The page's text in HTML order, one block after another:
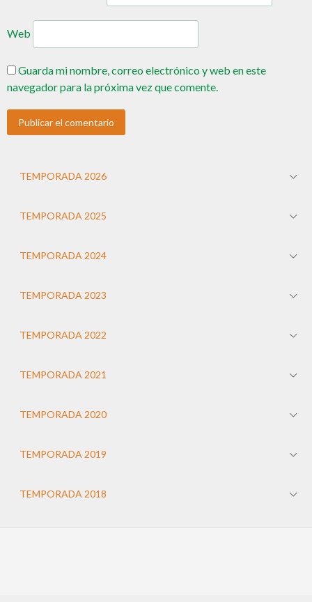
Web
Guarda mi nombre, correo electrónico y web en este
navegador para la próxima vez que comente.
TEMPORADA 2026
TEMPORADA 2025
TEMPORADA 2024
TEMPORADA 2023
TEMPORADA 2022
TEMPORADA 2021
TEMPORADA 2020
TEMPORADA 2019
TEMPORADA 2018